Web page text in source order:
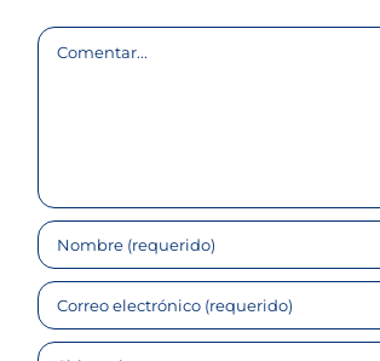
Comentar
ENLACES LEGALES
Aviso Legal